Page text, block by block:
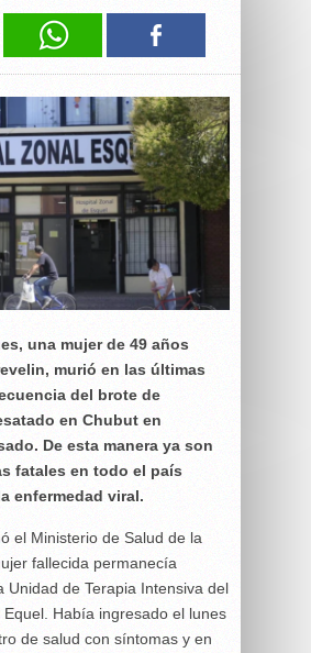
una mujer de 49 años
murió en las últimas
del brote de
en Chubut en
De esta manera ya son
fatales en todo el país
enfermedad viral.
el Ministerio de Salud de la
fallecida permanecía
Unidad de Terapia Intensiva del
Equel. Había ingresado el lunes
de salud con síntomas y en